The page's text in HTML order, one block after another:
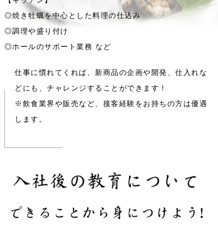
◎焼き牡蠣を中心とした料理の仕込み
◎調理や盛り付け
◎ホールのサポート業務 など
仕事に慣れてくれば、新商品の企画や開発、仕入れな
どにも、チャレンジすることができます！
※飲食業界や販売など、接客経験をお持ちの方は優遇
します。